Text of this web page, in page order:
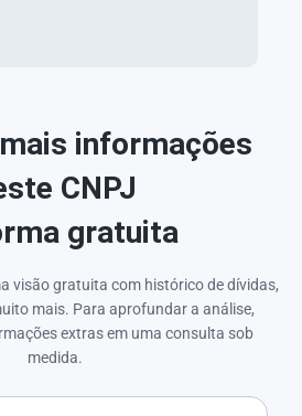
informações
CNPJ
gratuita
visão gratuita com histórico de dívidas,
mais. Para aprofundar a análise,
extras em uma consulta sob
medida.